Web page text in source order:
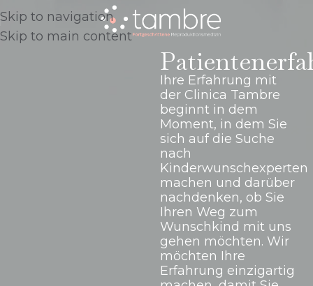
Skip to navigation
Skip to main content
Ihre Erfahrung mit
der Clinica Tambre
beginnt in dem
Moment, in dem Sie
sich auf die Suche
nach
Kinderwunschexperten
machen und darüber
nachdenken, ob Sie
Ihren Weg zum
Wunschkind mit uns
gehen möchten. Wir
möchten Ihre
Erfahrung einzigartig